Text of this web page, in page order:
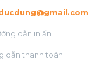
dẫn in ấn
dẫn thanh toán